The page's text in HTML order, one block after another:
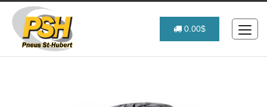
0.00$